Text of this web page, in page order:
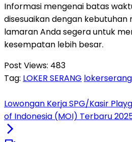
Informasi mengenai batas
disesuaikan dengan kebutuhan
lamaran Anda segera untuk
kesempatan lebih besar.
Post Views: 483
Tag: LOKER SERANG lokerserang
Lowongan Kerja SPG/Kasir
of Indonesia (MOI) Terbaru